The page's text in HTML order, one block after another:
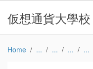
仮想通貨大學
Home